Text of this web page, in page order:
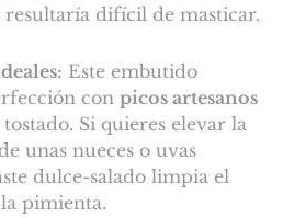
difícil de masticar.
Este embutido
con picos artesanos
tostado. Si quieres elevar la
unas nueces o uvas
dulce-salado limpia el
pimienta.